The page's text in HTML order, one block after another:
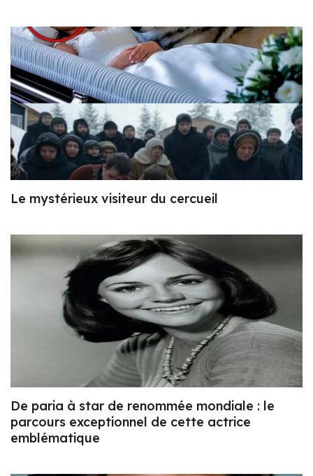
Le mystérieux visiteur du cercueil
De paria à star de renommée mondiale : le
parcours exceptionnel de cette actrice
emblématique